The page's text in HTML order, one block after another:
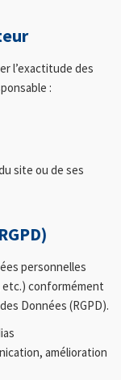
l’exactitude des
:
site ou de ses
personnelles
etc.) conformément
Données (RGPD).
amélioration